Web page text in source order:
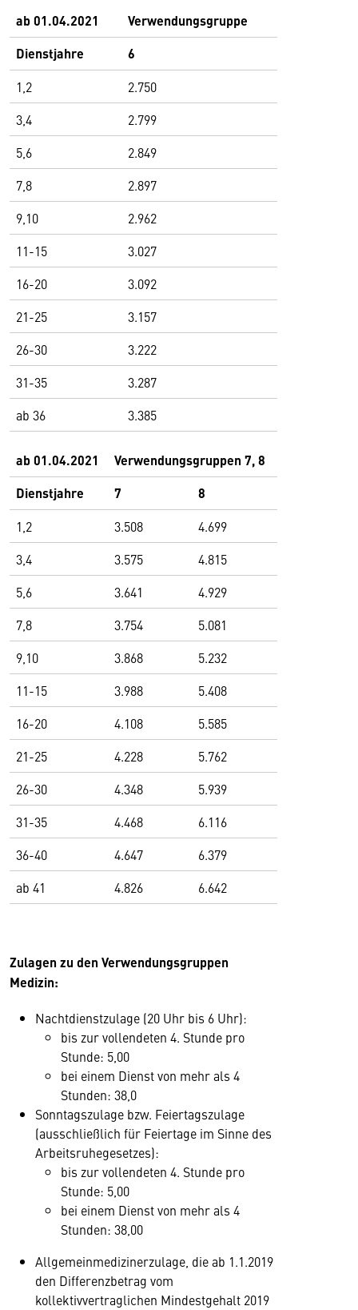
ab 01.04.2021
Verwendungsgruppe
Dienstjahre
6
1,2
2.750
3,4
2.799
5,6
2.849
7,8
2.897
9,10
2.962
11-15
3.027
16-20
3.092
21-25
3.157
26-30
3.222
31-35
3.287
ab 36
3.385
ab 01.04.2021
Verwendungsgruppen 7, 8
Dienstjahre
7 8
1,2 3.508
4.699
3,4
3.575
4.815
5,6
3.641
4.929
7,8
3.754
5.081
9,10
3.868
5.232
11-15
3.988
5.408
16-20
4.108
5.585
21-25
4.228
5.762
26-30
4.348
5.939
31-35
4.468
6.116
36-40
4.647
6.379
ab 41
4.826 6.642
Zulagen zu den Verwendungsgruppen
Medizin:
Nachtdienstzulage (20 Uhr bis 6 Uhr):
bis zur vollendeten 4. Stunde pro
Stunde: 5,00
bei einem Dienst von mehr als 4
Stunden: 38,0
Sonntagszulage bzw. Feiertagszulage
(ausschließlich für Feiertage im Sinne des
Arbeitsruhegesetzes):
bis zur vollendeten 4. Stunde pro
Stunde: 5,00
bei einem Dienst von mehr als 4
Stunden: 38,00
Allgemeinmedizinerzulage, die ab 1.1.2019
den Differenzbetrag vom
kollektivvertraglichen Mindestgehalt 2019